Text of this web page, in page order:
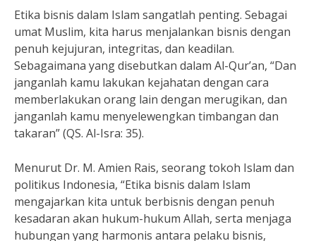
Etika bisnis dalam Islam sangatlah penting. Sebagai
umat Muslim, kita harus menjalankan bisnis dengan
penuh kejujuran, integritas, dan keadilan.
Sebagaimana yang disebutkan dalam Al-Qur’an, “Dan
janganlah kamu lakukan kejahatan dengan cara
memberlakukan orang lain dengan merugikan, dan
janganlah kamu menyelewengkan timbangan dan
takaran” (QS. Al-Isra: 35).
Menurut Dr. M. Amien Rais, seorang tokoh Islam dan
politikus Indonesia, “Etika bisnis dalam Islam
mengajarkan kita untuk berbisnis dengan penuh
kesadaran akan hukum-hukum Allah, serta menjaga
hubungan yang harmonis antara pelaku bisnis,